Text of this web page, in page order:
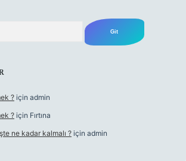
? için admin
? için Fırtına
ne kadar kalmalı ?için admin